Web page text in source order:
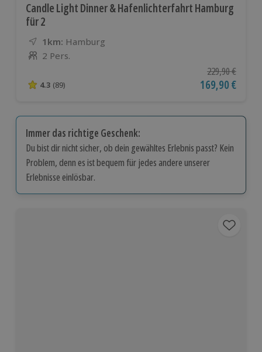
Candle Light Dinner & Hafenlichterfahrt Hamburg
für 2
1km: Entfernung
Standort
Hamburg
Anzahl der Teilnehmer
2 Pers.
4.3 von 5 Sternen basierend auf 89 Bewertungen
4.3 (89)
Ursprünglicher
229,90 €
Aktueller Preis
169,90 €
Immer das richtige Geschenk:
Du bist dir nicht sicher, ob dein gewähltes Erlebnis passt? Kein
Problem, denn es ist bequem für jedes andere unserer
Erlebnisse einlösbar.